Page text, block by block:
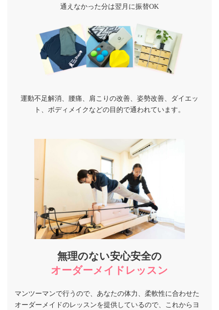
通えなかった分は翌月に振替OK
運動不足解消、腰痛、肩こりの改善、姿勢改善、ダイエッ
ト、ボディメイクなどの目的で通われています。
無理のない安心安全の
オーダーメイドレッスン
マンツーマンで行うので、あなたの体力、柔軟性に合わせた
オーダーメイドのレッスンを提供しているので、これからヨ